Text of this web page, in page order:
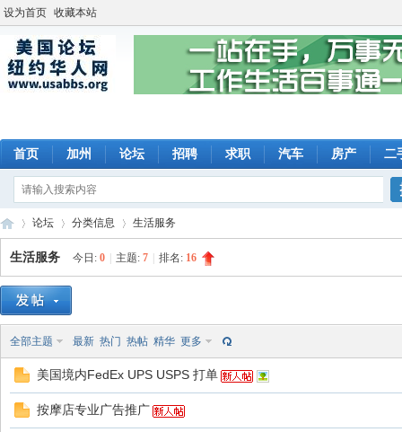
设为首页 收藏本站
首页 加州 论坛 招聘 求职 汽车 房产 二
»
论坛
›
分类信息 生活服务
生活服务 今日: 0 主题: 7 排名: 16
全部主题 最新 热门 热帖 精华 更多
美国境内FedEx UPS USPS 打单
按摩店专业广告推广